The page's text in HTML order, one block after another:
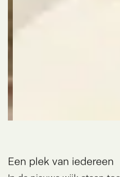
Een plek van iedereen